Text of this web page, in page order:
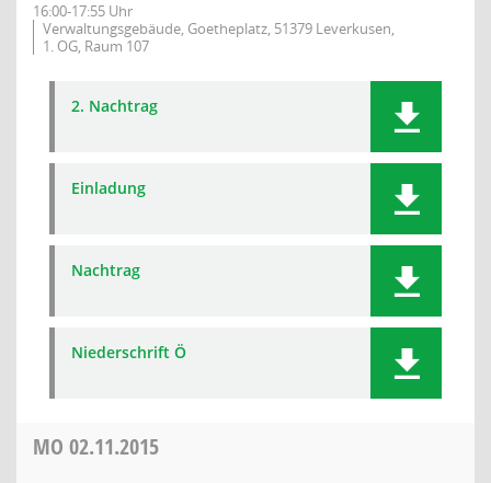
16:00-17:55 Uhr
Verwaltungsgebäude, Goetheplatz, 51379 Leverkusen,
1. OG, Raum 107
2. Nachtrag
Einladung
Nachtrag
Niederschrift Ö
MO 02.11.2015